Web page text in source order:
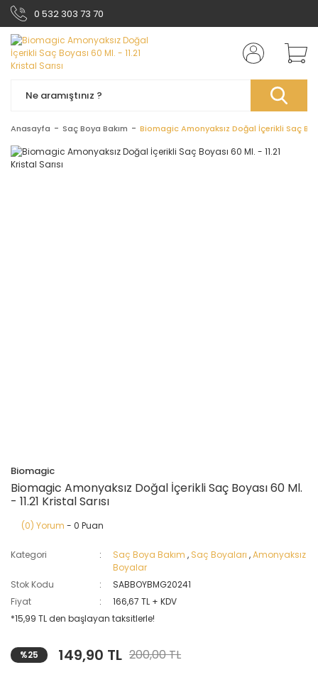
0 532 303 73 70
Anasayfa Saç Boya Bakım Biomagic Amonyaksız Doğal İçerikli Saç
Biomagic
Biomagic Amonyaksız Doğal İçerikli Saç Boyası 60 Ml.
- 11.21 Kristal Sarısı
(0) Yorum - 0 Puan
Kategori Saç Boya Bakım , Saç Boyaları ,Amonyaksız
Boyalar
Stok Kodu
SABBOYBMG20241
Fiyat
166,67 TL + KDV
*15,99 TL den başlayan taksitlerle!
%25 149,90 TL 200,00 TL